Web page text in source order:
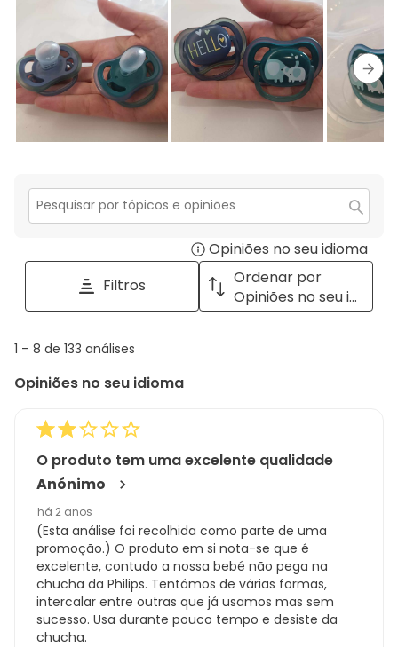
estrelas.
2
estrelas.
com
1
estrela.
Secção
Opiniões no seu idioma
a
with
Filtros
Ordenar por
Opiniões no seu idioma
1
8
análises
1 – 8 de 133 análises
Opiniões no seu idioma
O produto tem uma excelente qualidade
Anónimo
há 2 anos
(Esta análise foi recolhida como parte de uma
promoção.) O produto em si nota-se que é
excelente, contudo a nossa bebé não pega na
chucha da Philips. Tentámos de várias formas,
intercalar entre outras que já usamos mas sem
sucesso. Usa durante pouco tempo e desiste da
chucha.